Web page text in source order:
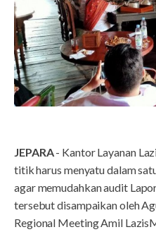
JEPARA- Kantor Layanan
titik harus menyatu dalam
agar memudahkan audit
tersebut disampaikan oleh
Regional Meeting Amil